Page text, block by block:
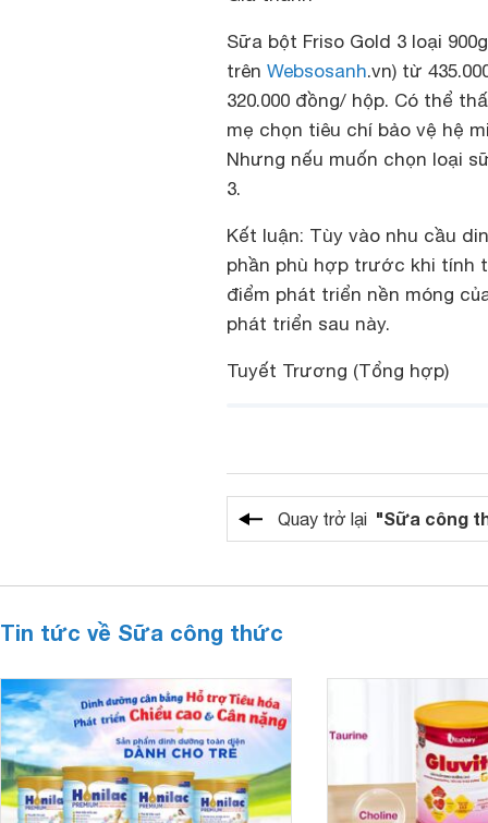
Sữa bột Friso Gold 3 loại
trên Websosanh.vn) từ
320.000 đồng/ hộp. Có thể
mẹ chọn tiêu chí bảo vệ hệ
Nhưng nếu muốn chọn loại
3.
Kết luận: Tùy vào nhu cầu
phần phù hợp trước khi tính
điểm phát triển nền móng
phát triển sau này.
Tuyết Trương (Tổng hợp)
Quay trở lại "Sữa công
Tin tức về Sữa công thức